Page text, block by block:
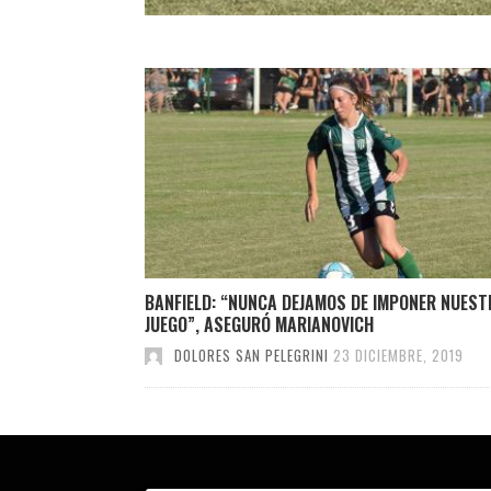
BANFIELD: “NUNCA DEJAMOS DE IMPONER
JUEGO”, ASEGURÓ MARIANOVICH
DOLORES SAN PELEGRINI 23 DICIEMBRE, 2019